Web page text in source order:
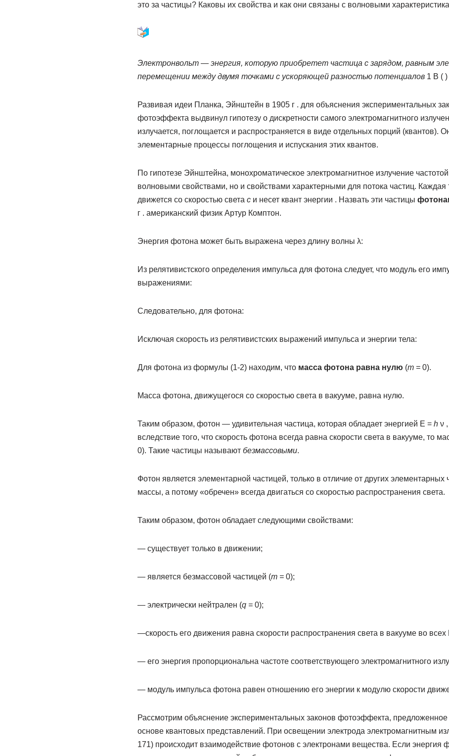
это за частицы? Каковы их свойства и как они связаны с волновыми
Электронвольт — энергия, которую приобретет частица с зарядом, равным
перемещении между двумя точками с ускоряющей разностью потенциалов1 В ( )
Развивая идеи Планка, Эйнштейн в 1905 г . для объяснения экспериментальных
фотоэффекта выдвинул гипотезу о дискретности самого электромагнитного
излучается, поглощается и распространяется в виде отдельных порций (квантов).
элементарные процессы поглощения и испускания этих квантов.
По гипотезе Эйнштейна, монохроматическое электромагнитное излучение
волновыми свойствами, но и свойствами характерными для потока частиц. Каждая
движется со скоростью света си несет квант энергии . Назвать эти частицы
г . американский физик Артур Комптон.
Энергия фотона может быть выражена через длину волны λ:
Из релятивистского определения импульса для фотона следует, что модуль его
выражениями:
Следовательно, для фотона:
Исключая скорость из релятивистских выражений импульса и энергии тела:
Для фотона из формулы (1-2) находим, что масса фотона равна нулю (m =0).
Масса фотона, движущегося со скоростью света в вакууме, равна нулю.
Таким образом, фотон — удивительная частица, которая обладает энергией E = hν ,
вследствие того, что скорость фотона всегда равна скорости света в вакууме, то
0). Такие частицы называют безмассовыми.
Фотон является элементарной частицей, только в отличие от других элементарных
массы, а потому «обречен» всегда двигаться со скоростью распространения света.
Таким образом, фотон обладает следующими свойствами:
— существует только в движении;
— является безмассовой частицей (m =0);
— электрически нейтрален (q =0);
—скорость его движения равна скорости распространения света в вакууме во
— его энергия пропорциональна частоте соответствующего электромагнитного
— модуль импульса фотона равен отношению его энергии к модулю скорости
Рассмотрим объяснение экспериментальных законов фотоэффекта,
основе квантовых представлений. При освещении электрода электромагнитным
171) происходит взаимодействие фотонов с электронами вещества. Если энергия